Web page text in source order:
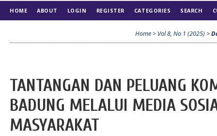
HOME ABOUT LOGIN REGISTER CATEGORIES SEARCH
Home > Vol 8, No 1 (2025) >
TANTANGAN DAN PELUANG
BADUNG MELALUI MEDIA
MASYARAKAT